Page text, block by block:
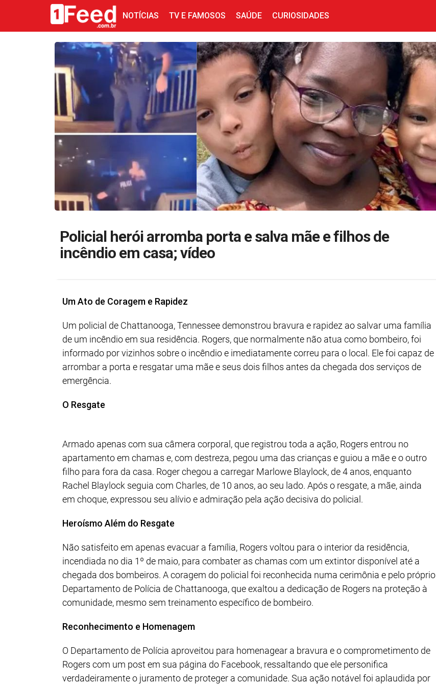
NOTÍCIAS TV E FAMOSOS SAÚDE CURIOSIDADES
Policial herói arromba porta e salva mãe e filhos de
incêndio em casa; vídeo
Um Ato de Coragem e Rapidez
Um policial de Chattanooga, Tennessee demonstrou bravura e rapidez ao salvar uma família
de um incêndio em sua residência. Rogers, que normalmente não atua como bombeiro, foi
informado por vizinhos sobre o incêndio e imediatamente correu para o local. Ele foi capaz de
arrombar a porta e resgatar uma mãe e seus dois filhos antes da chegada dos serviços de
emergência.
O Resgate
Armado apenas com sua câmera corporal, que registrou toda a ação, Rogers entrou no
apartamento em chamas e, com destreza, pegou uma das crianças e guiou a mãe e o outro
filho para fora da casa. Roger chegou a carregar Marlowe Blaylock, de 4 anos, enquanto
Rachel Blaylock seguia com Charles, de 10 anos, ao seu lado. Após o resgate, a mãe, ainda
em choque, expressou seu alívio e admiração pela ação decisiva do policial.
Heroísmo Além do Resgate
Não satisfeito em apenas evacuar a família, Rogers voltou para o interior da residência,
incendiada no dia 1º de maio, para combater as chamas com um extintor disponível até a
chegada dos bombeiros. A coragem do policial foi reconhecida numa cerimônia e pelo próprio
Departamento de Polícia de Chattanooga, que exaltou a dedicação de Rogers na proteção à
comunidade, mesmo sem treinamento específico de bombeiro.
Reconhecimento e Homenagem
O Departamento de Polícia aproveitou para homenagear a bravura e o comprometimento de
Rogers com um post em sua página do Facebook, ressaltando que ele personifica
verdadeiramente o juramento de proteger a comunidade. Sua ação notável foi aplaudida por